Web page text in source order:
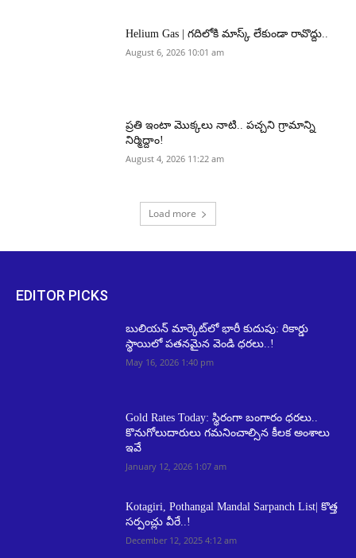
Helium Gas | గదిలోకి మాస్క్ లేకుండా రావొద్దు..
August 6, 2026 10:01 am
ప్రతి ఇంటా మొక్కలు నాటి.. పచ్చని గ్రామాన్ని
నిర్మిద్దాం!
August 4, 2026 11:22 am
Load more
EDITOR PICKS
బులియన్ మార్కెట్‌లో భారీ కుదుపు: రికార్డు
స్థాయిలో పతనమైన వెండి ధరలు..!
May 16, 2026 1:40 pm
Gold Rates Today: స్థిరంగా బంగారం ధరలు..
కొనుగోలుదారులు గమనించాల్సిన కీలక అంశాలు
ఇవే
January 12, 2026 1:07 am
Kotagiri, Pothangal Mandal Sarpanch List| కొత్త
సర్పంచ్లు వీరే..!
December 12, 2025 4:12 am